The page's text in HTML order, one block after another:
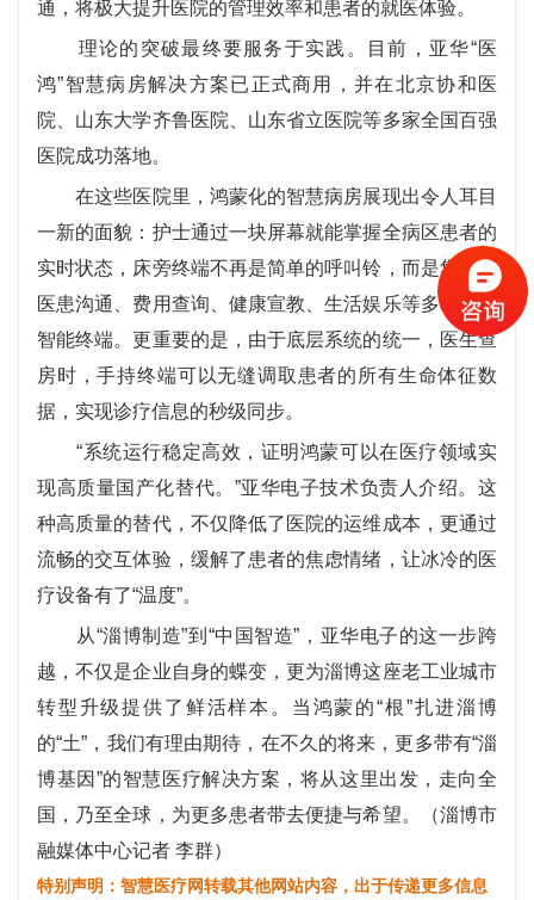
通，将极大提升医院的管理效率和患者的就医体验。
理论的突破最终要服务于实践。目前，亚华“医
鸿”智慧病房解决方案已正式商用，并在北京协和医
院、山东大学齐鲁医院、山东省立医院等多家全国百强
医院成功落地。
在这些医院里，鸿蒙化的智慧病房展现出令人耳目
一新的面貌：护士通过一块屏幕就能掌握全病区患者的
实时状态，床旁终端不再是简单的呼叫铃，而是集成了
医患沟通、费用查询、健康宣教、生活娱乐等多功能的
智能终端。更重要的是，由于底层系统的统一，医生查
房时，手持终端可以无缝调取患者的所有生命体征数
据，实现诊疗信息的秒级同步。
“系统运行稳定高效，证明鸿蒙可以在医疗领域实
现高质量国产化替代。”亚华电子技术负责人介绍。这
种高质量的替代，不仅降低了医院的运维成本，更通过
流畅的交互体验，缓解了患者的焦虑情绪，让冰冷的医
疗设备有了“温度”。
从“淄博制造”到“中国智造”，亚华电子的这一步跨
越，不仅是企业自身的蝶变，更为淄博这座老工业城市
转型升级提供了鲜活样本。当鸿蒙的“根”扎进淄博
的“土”，我们有理由期待，在不久的将来，更多带有“淄
博基因”的智慧医疗解决方案，将从这里出发，走向全
国，乃至全球，为更多患者带去便捷与希望。（淄博市
融媒体中心记者 李群）
特别声明：智慧医疗网转载其他网站内容，出于传递更多信息